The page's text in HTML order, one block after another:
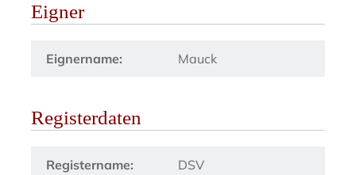
Eigner
Eignername: Mauck
Registerdaten
Registername: DSV